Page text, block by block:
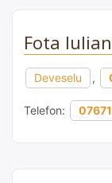
Fota
Deveselu ,
Telefon: